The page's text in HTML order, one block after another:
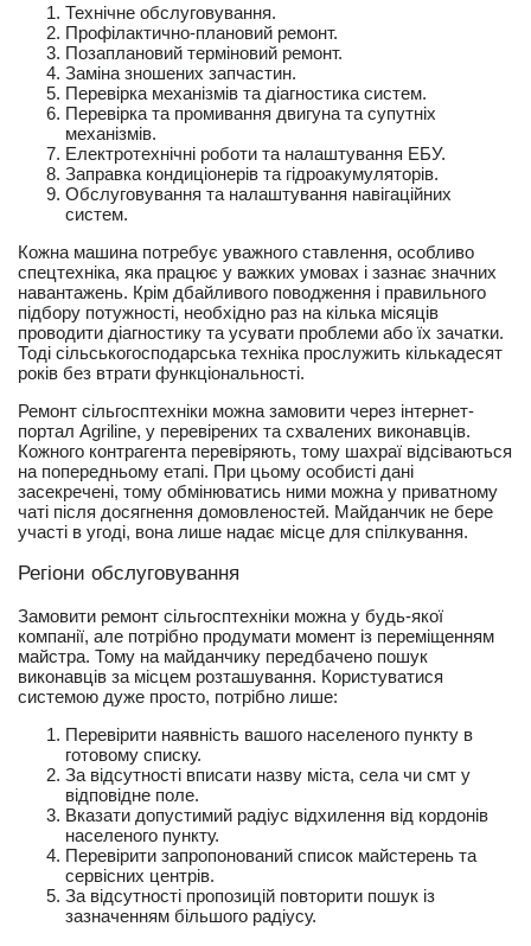
Технічне обслуговування.
Профілактично-плановий ремонт.
Позаплановий терміновий ремонт.
Заміна зношених запчастин.
Перевірка механізмів та діагностика систем.
Перевірка та промивання двигуна та супутніх
механізмів.
Електротехнічні роботи та налаштування ЕБУ.
Заправка кондиціонерів та гідроакумуляторів.
Обслуговування та налаштування навігаційних
систем.
Кожна машина потребує уважного ставлення, особливо
спецтехніка, яка працює у важких умовах і зазнає значних
навантажень. Крім дбайливого поводження і правильного
підбору потужності, необхідно раз на кілька місяців
проводити діагностику та усувати проблеми або їх зачатки.
Тоді сільськогосподарська техніка прослужить кількадесят
років без втрати функціональності.
Ремонт сільгосптехніки можна замовити через інтернет-
портал Agriline, у перевірених та схвалених виконавців.
Кожного контрагента перевіряють, тому шахраї відсіваються
на попередньому етапі. При цьому особисті дані
засекречені, тому обмінюватись ними можна у приватному
чаті після досягнення домовленостей. Майданчик не бере
участі в угоді, вона лише надає місце для спілкування.
Регіони обслуговування
Замовити ремонт сільгосптехніки можна у будь-якої
компанії, але потрібно продумати момент із переміщенням
майстра. Тому на майданчику передбачено пошук
виконавців за місцем розташування. Користуватися
системою дуже просто, потрібно лише:
Перевірити наявність вашого населеного пункту в
готовому списку.
За відсутності вписати назву міста, села чи смт у
відповідне поле.
Вказати допустимий радіус відхилення від кордонів
населеного пункту.
Перевірити запропонований список майстерень та
сервісних центрів.
За відсутності пропозицій повторити пошук із
зазначенням більшого радіусу.